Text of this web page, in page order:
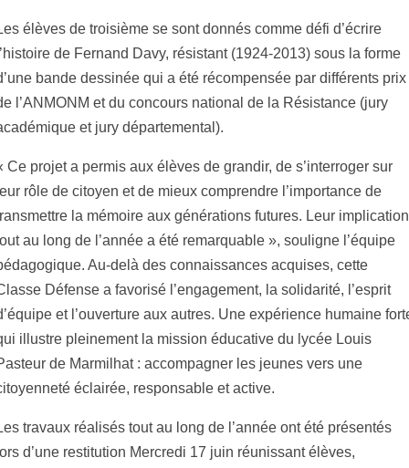
élèves de troisième se sont donnés comme défi d’écrire
de Fernand Davy, résistant (1924-2013) sous la forme
bande dessinée qui a été récompensée par différents prix
l’ANMONM et du concours national de la Résistance (jury
et jury départemental).
Ce projet a permis aux élèves de grandir, de s’interroger sur
rôle de citoyen et de mieux comprendre l’importance de
la mémoire aux générations futures. Leur implication
au long de l’année a été remarquable », souligne l’équipe
Au-delà des connaissances acquises, cette
Défense a favorisé l’engagement, la solidarité, l’esprit
et l’ouverture aux autres. Une expérience humaine
illustre pleinement la mission éducative du lycée Louis
de Marmilhat : accompagner les jeunes vers une
éclairée, responsable et active.
travaux réalisés tout au long de l’année ont été présentés
d’une restitution Mercredi 17 juin réunissant élèves,